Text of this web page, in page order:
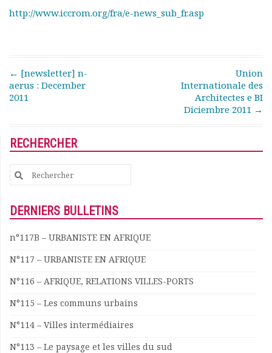
Ressources
Journées d’études
Concours vidéo
Matinales
Publications et rapports
Documents
Les adhérents
Offres d’emploi
Forum
Actualités
http://www.iccrom.org/fra/e-news_sub_fr.asp
Post navigation
← [newsletter] n-
aerus : December
2011
Union
Internationale des
Architectes e BI
Diciembre 2011 →
RECHERCHER
Search
for:
DERNIERS BULLETINS
n°117B – URBANISTE EN AFRIQUE
N°117 – URBANISTE EN AFRIQUE
N°116 – AFRIQUE, RELATIONS VILLES-PORTS
N°115 – Les communs urbains
N°114 – Villes intermédiaires
N°113 – Le paysage et les villes du sud